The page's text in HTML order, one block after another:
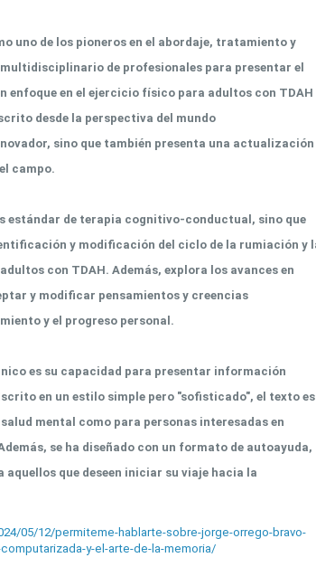
uno de los pioneros en el abordaje, tratamiento y
de profesionales para presentar el
en el ejercicio físico para adultos con TDAH
desde la perspectiva del mundo
sino que también presenta una actualización
campo.
de terapia cognitivo-conductual, sino que
y modificación del ciclo de la rumiación y
con TDAH. Además, explora los avances en
y modificar pensamientos y creencias
y el progreso personal.
es su capacidad para presentar información
en un estilo simple pero "sofisticado", el texto es
mental como para personas interesadas en
se ha diseñado con un formato de autoayuda,
que deseen iniciar su viaje hacia la
05/12/permiteme-hablarte-sobre-jorge-orrego-bravo-
y-el-arte-de-la-memoria/